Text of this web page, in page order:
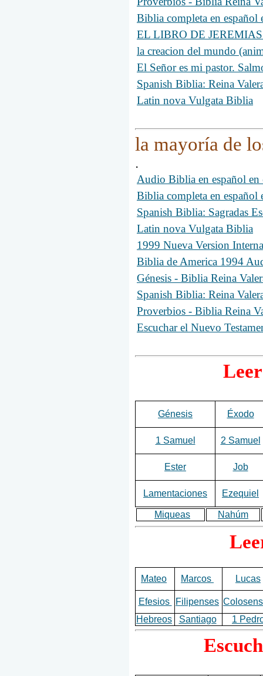
Biblia completa en
EL LIBRO DE JEREMIAS
la creacion del mundo
El Señor es mi pastor.
Spanish Biblia: Reina
Latin nova Vulgata Biblia
la mayoría de
.
Audio Biblia en español en
Biblia completa en
Spanish Biblia: Sagradas
Latin nova Vulgata Biblia
1999 Nueva Version
Biblia de America 1994
Génesis - Biblia Reina
Spanish Biblia: Reina
Proverbios - Biblia Reina
Escuchar el Nuevo
Génesis Éxodo
1 Samuel 2 Samuel
Ester Job
Lamentaciones Ezequiel
Miqueas Nahúm
Mateo Marcos Lucas
Efesios Filipenses
Hebreos
Santiago 1